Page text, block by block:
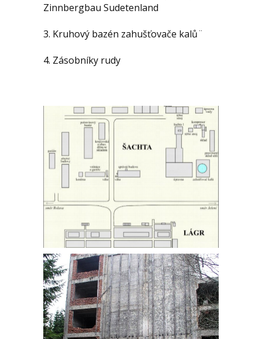
Zinnbergbau Sudetenland
3. Kruhový bazén zahušťovače kalů¨
4. Zásobníky rudy